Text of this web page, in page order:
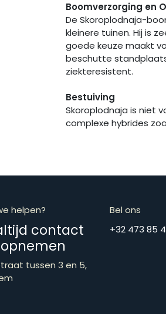
Boomverzorging en
De Skoroplodnaja-
kleinere tuinen. Hij is
goede keuze maakt
beschutte
ziekteresistent.
Bestuiving
Skoroplodnaja is niet
complexe hybrides
helpen?
contact
tussen 3 en 5,
Bel ons
​​​​​​​​​​​​​​​​​​​​​​​+​3​2​ ​4​7​3​ ​8​5​